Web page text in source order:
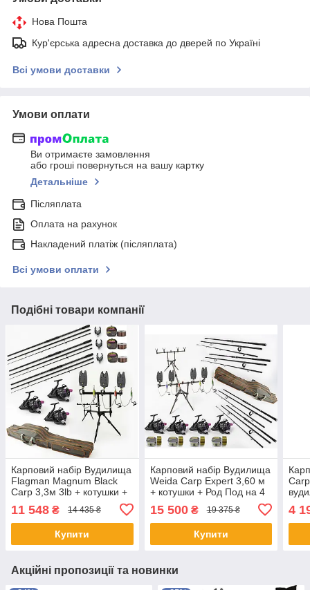
Нова Пошта
Кур'єрська адресна доставка до дверей по Україні
Всі умови доставки
Умови оплати
Ви отримаєте замовлення
або гроші повернуться на вашу картку
Детальніше
Післяплата
Оплата на рахунок
Накладений платіж (післяплата)
Всі умови оплати
Подібні товари компанії
Карповий набір Вудилища
Flagman Magnum Black
Carp 3,3м 3lb + котушки +
Род Под на 3 Вудилища +
Свінгери + Сигналізатори
11 548 ₴ 14 435 ₴
Купити
Карповий набір Вудилища
Weida Carp Expert 3,60 м
+ котушки + Род Под на 4
Сигналізатори
15 500₴ 19 375 ₴
Купити
4
Акційні пропозиції та новинки